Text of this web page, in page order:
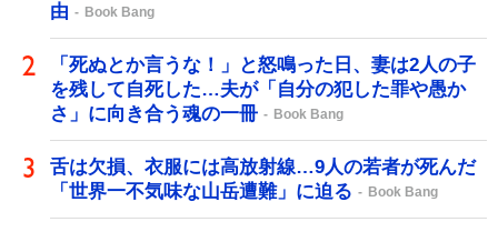
由
Book Bang
「死ぬとか言うな！」と怒鳴った日、妻は2人の子
を残して自死した…夫が「自分の犯した罪や愚か
さ」に向き合う魂の一冊
Book Bang
舌は欠損、衣服には高放射線…9人の若者が死んだ
「世界一不気味な山岳遭難」に迫る
Book Bang